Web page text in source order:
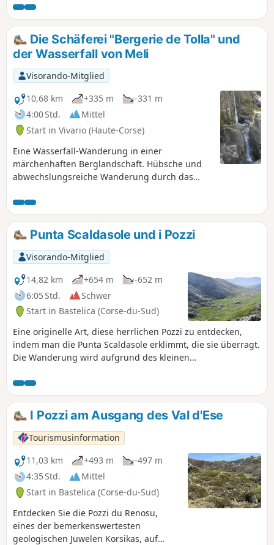
auf den berühmten GR®20 führt. Dieser
Weg bietet eine große Vielfalt an
Landschaften und Vegetationen, Tannen-
und Buchenwälder, Macchia, felsige Gebiete,
Seen, Flüsse, Tiere, Schafställe und die
berühmten Pozzi, die an dieser Stelle
wunderschön sind. Das sind Wasserlöcher
im grünen Gras, die natürliche Becken
bilden und durch kleine Flussadern im Gras
miteinander verbunden sind. Der Hinweg
führt über die Seen von Rina, der Rückweg
über den GR®20. Es gibt einige starke und
steile Passagen, aber die Wanderung ist
alles in allem nicht sehr schwierig und lohnt
Die Schäferei "Bergerie de Tolla" und
der Wasserfall von Meli
Visorando-Mitglied
10,68 km
+335 m
-331 m
4:00 Std.
Mittel
Start in Vivario (Haute-Corse)
Eine Wasserfall-Wanderung in einer
märchenhaften Berglandschaft. Hübsche und
abwechslungsreiche Wanderung durch das
Punta Scaldasole und i Pozzi
Visorando-Mitglied
14,82 km
+654 m
-652 m
6:05 Std.
Schwer
Start in Bastelica (Corse-du-Sud)
Eine originelle Art, diese herrlichen Pozzi zu entdecken,
indem man die Punta Scaldasole erklimmt, die sie überragt.
Die Wanderung wird aufgrund des kleinen
Rest ist jedoch leicht.
I Pozzi am Ausgang des Val d'Ese
Tourismusinformation
11,03 km
+493 m
-497 m
4:35 Std.
Mittel
Start in Bastelica (Corse-du-Sud)
Entdecken Sie die Pozzi du Renosu,
eines der bemerkenswertesten
geologischen Juwelen Korsikas, auf